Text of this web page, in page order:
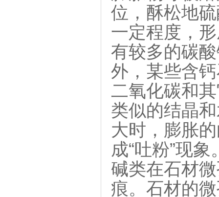
位，酥松地
一定程度，
有较多的碳
外，某些含
二氧化碳和
类似的结晶
大时，膨胀
成“吐粉”现
碱类在石材
痕。石材的